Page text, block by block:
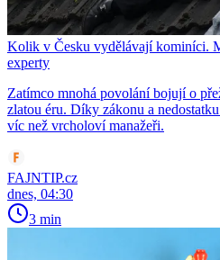
Kolik v Česku vydělávají kominíci.
experty
Zatímco mnohá povolání bojují o
zlatou éru. Díky zákonu a
víc než vrcholoví manažeři.
FAJNTIP.cz
dnes, 04:30
3 min